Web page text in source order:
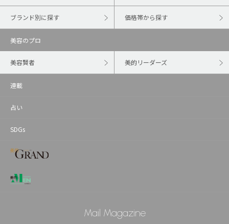
ブランド別に探す 価格帯から探す
美容のプロ
美容賢者 美的リーダーズ
連載
占い
SDGs
Mail Magazine